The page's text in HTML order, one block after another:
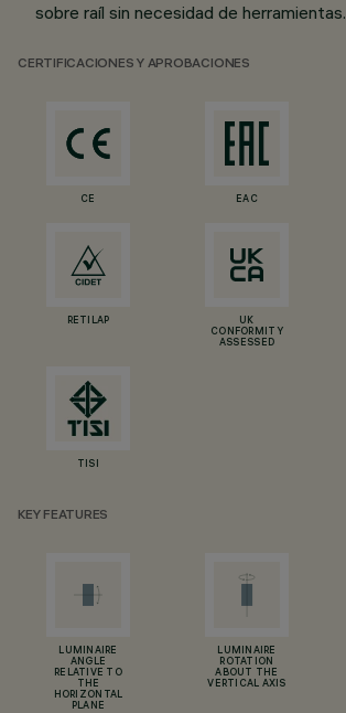
sobre raíl sin necesidad de herramientas.
CERTIFICACIONES Y APROBACIONES
CE EAC
RETILAP
UK
CONFORMITY
ASSESSED
TISI
KEY FEATURES
LUMINAIRE
ANGLE
RELATIVE TO
THE
HORIZONTAL
PLANE
LUMINAIRE
ROTATION
ABOUT THE
VERTICAL AXIS